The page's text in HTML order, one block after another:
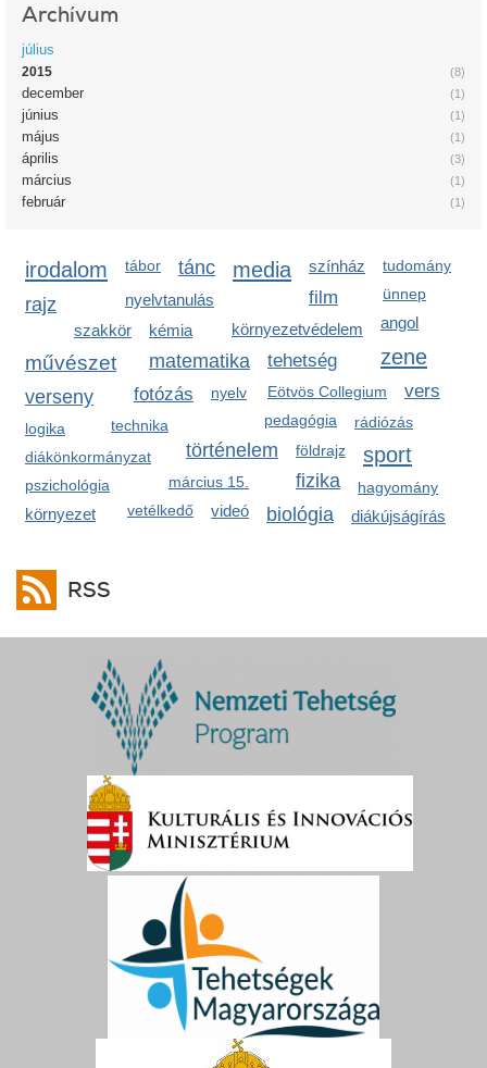
Archívum
július
(8)
2015
(1)
december
(1)
június
(1)
május
(3)
április
(1)
március
(1)
február
irodalom tábor tánc media színház
tudomány
ünnep
nyelvtanulás film
rajz
környezetvédelem angol
szakkör
matematika zene
tehetség
művészet
Eötvös Collegium vers
kémia
fotózás nyelv
verseny
pedagógia rádiózás
technika
történelem
logika
földrajz
sport
diákönkormányzat
fizika
március 15.
pszichológia
hagyomány
vetélkedő
videó biológia
környezet diákújságírás
RSS